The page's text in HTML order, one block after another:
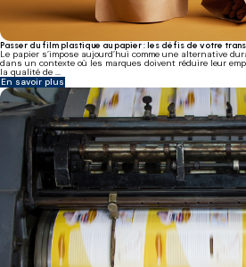
Passer du film plastique au papier : les défis de votre
Le papier s’impose aujourd’hui comme une alternative
dans un contexte où les marques doivent réduire leur
la qualité de ...
En savoir plus